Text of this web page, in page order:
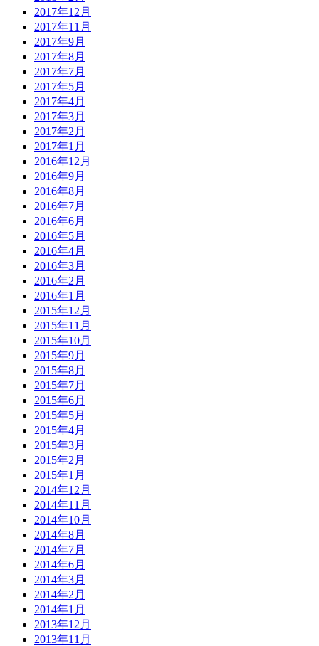
2017年12月
2017年11月
2017年9月
2017年8月
2017年7月
2017年5月
2017年4月
2017年3月
2017年2月
2017年1月
2016年12月
2016年9月
2016年8月
2016年7月
2016年6月
2016年5月
2016年4月
2016年3月
2016年2月
2016年1月
2015年12月
2015年11月
2015年10月
2015年9月
2015年8月
2015年7月
2015年6月
2015年5月
2015年4月
2015年3月
2015年2月
2015年1月
2014年12月
2014年11月
2014年10月
2014年8月
2014年7月
2014年6月
2014年3月
2014年2月
2014年1月
2013年12月
2013年11月